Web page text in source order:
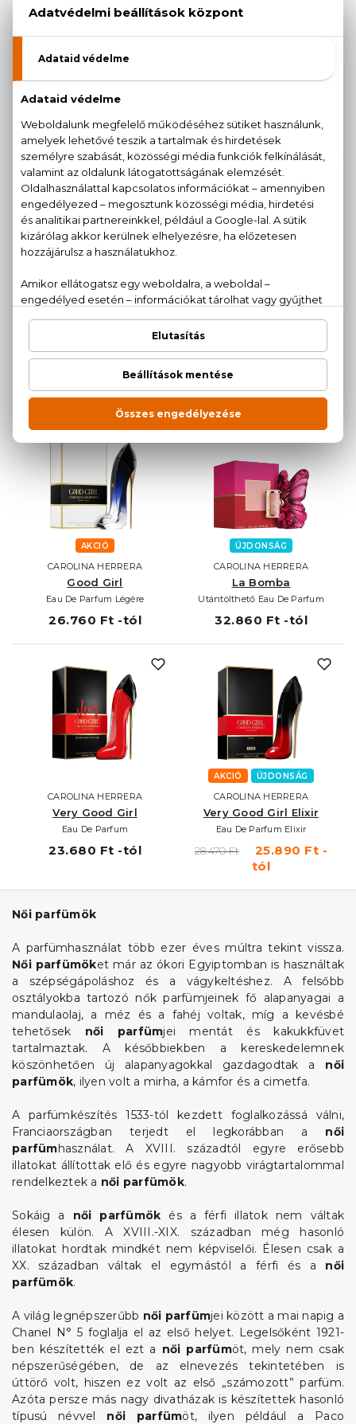
Good Girl Bowtastic
Eau De Parfum
42.520 Ft
Good Girl Colormania
46.390 Ft 39.990 Ft
Eau De Parfum
48.230 Ft
AKCIÓ
CAROLINA HERRERA
Good Girl
Eau De Parfum Légére
26.760 Ft -tól
ÚJDONSÁG
CAROLINA HERRERA
La Bomba
Utántölthető Eau De Parfum
32.860 Ft -tól
CAROLINA HERRERA
Very Good Girl
Eau De Parfum
23.680 Ft -tól
AKCIÓ ÚJDONSÁG
CAROLINA HERRERA
Very Good Girl Elixir
Eau De Parfum Elixir
28.470 Ft
25.890 Ft -
tól
Női parfümök
A parfümhasználat több ezer éves múltra tekint vissza.
Női parfümöket már az ókori Egyiptomban is használtak
a szépségápoláshoz és a vágykeltéshez. A felsőbb
osztályokba tartozó nők parfümjeinek fő alapanyagai a
mandulaolaj, a méz és a fahéj voltak, míg a kevésbé
tehetősek női parfümjei mentát és kakukkfüvet
tartalmaztak. A későbbiekben a kereskedelemnek
köszönhetően új alapanyagokkal gazdagodtak a női
parfümök, ilyen volt a mirha, a kámfor és a cimetfa.
A parfümkészítés 1533-tól kezdett foglalkozássá válni,
Franciaországban terjedt el legkorábban a női
parfümhasználat. A XVIII. századtól egyre erősebb
illatokat állítottak elő és egyre nagyobb virágtartalommal
rendelkeztek a női parfümök.
Sokáig a női parfümök és a férfi illatok nem váltak
élesen külön. A XVIII.-XIX. században még hasonló
illatokat hordtak mindkét nem képviselői. Élesen csak a
XX. században váltak el egymástól a férfi és a női
parfümök.
A világ legnépszerűbb női parfümjei között a mai napig a
Chanel N° 5 foglalja el az első helyet. Legelsőként 1921-
ben készítették el ezt a női parfümöt, mely nem csak
népszerűségében, de az elnevezés tekintetében is
úttörő volt, hiszen ez volt az első „számozott” parfüm.
Azóta persze más nagy divatházak is készítettek hasonló
típusú névvel női parfümöt, ilyen például a Paco